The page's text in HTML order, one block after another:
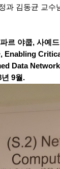
과 김동균 교수
르 야쿱, 사예
, Enabling
Data
9월.